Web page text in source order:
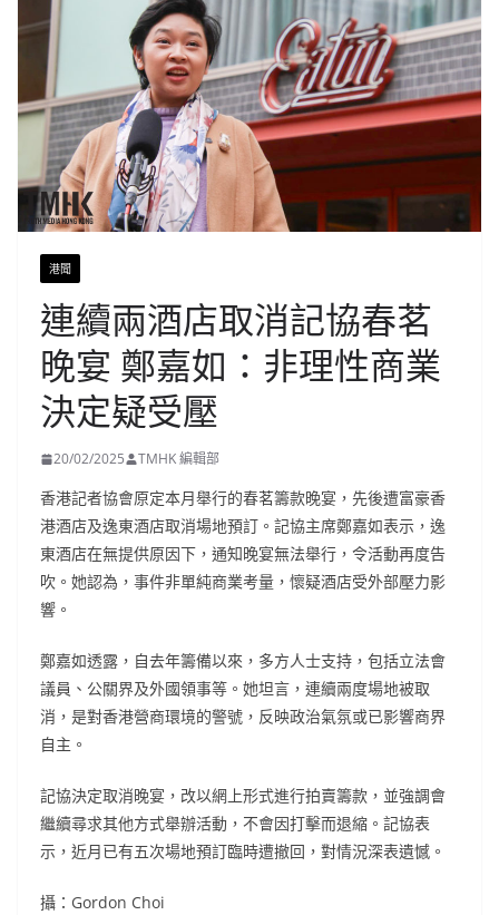
港聞
連續兩酒店取消記協春茗
晚宴 鄭嘉如：非理性商業
決定疑受壓
20/02/2025 TMHK 編輯部
香港記者協會原定本月舉行的春茗籌款晚宴，先後遭富豪香
港酒店及逸東酒店取消場地預訂。記協主席鄭嘉如表示，逸
東酒店在無提供原因下，通知晚宴無法舉行，令活動再度告
吹。她認為，事件非單純商業考量，懷疑酒店受外部壓力影
響。
鄭嘉如透露，自去年籌備以來，多方人士支持，包括立法會
議員、公關界及外國領事等。她坦言，連續兩度場地被取
消，是對香港營商環境的警號，反映政治氣氛或已影響商界
自主。
記協決定取消晚宴，改以網上形式進行拍賣籌款，並強調會
繼續尋求其他方式舉辦活動，不會因打擊而退縮。記協表
示，近月已有五次場地預訂臨時遭撤回，對情況深表遺憾。
攝：Gordon Choi